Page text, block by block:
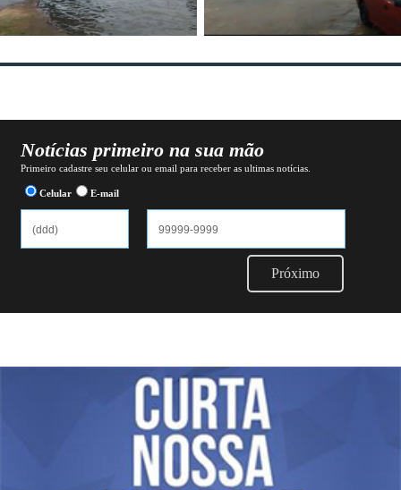
Notícias primeiro na sua mão
Primeiro cadastre seu celular ou email para receber as ultimas notícias.
Celular E-mail
Próximo